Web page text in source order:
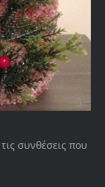
συνθέσεις που